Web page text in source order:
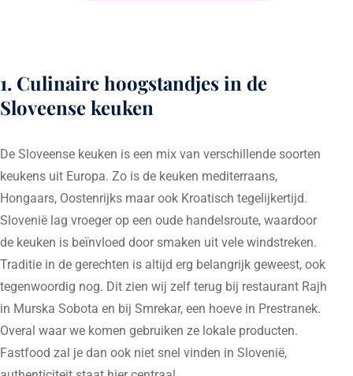
1. Culinaire hoogstandjes in de
Sloveense keuken
De Sloveense keuken is een mix van verschillende soorten
keukens uit Europa. Zo is de keuken mediterraans,
Hongaars, Oostenrijks maar ook Kroatisch tegelijkertijd.
Slovenië lag vroeger op een oude handelsroute, waardoor
de keuken is beïnvloed door smaken uit vele windstreken.
Traditie in de gerechten is altijd erg belangrijk geweest, ook
tegenwoordig nog. Dit zien wij zelf terug bij restaurant Rajh
in Murska Sobota en bij Smrekar, een hoeve in Prestranek.
Overal waar we komen gebruiken ze lokale producten.
Fastfood zal je dan ook niet snel vinden in Slovenië,